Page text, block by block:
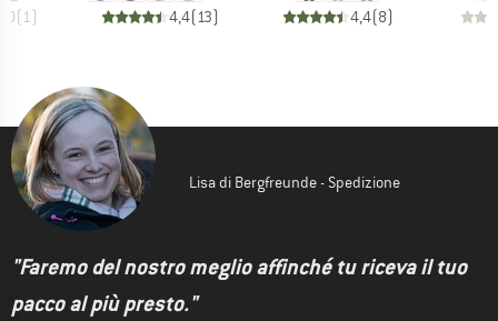
(1)
4,4(13) 4,4(8)
Lisa di Bergfreunde - Spedizione
"Faremo del nostro meglio affinché tu riceva il tuo
pacco al più presto."